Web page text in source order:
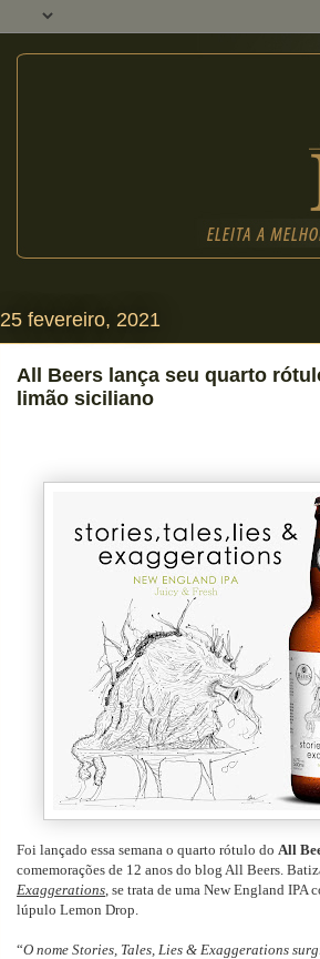
25 fevereiro, 2021
All Beers lança seu quarto
limão siciliano
Foi lançado essa semana o quarto rótulo do All
comemorações de 12 anos do blog All Beers.
Exaggerations, se trata de uma New England IPA
lúpulo Lemon Drop.
“O nome Stories, Tales, Lies & Exaggerations